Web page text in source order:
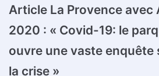
Article La Provence avec
2020 : « Covid-19: le
ouvre une vaste enquête
la crise »